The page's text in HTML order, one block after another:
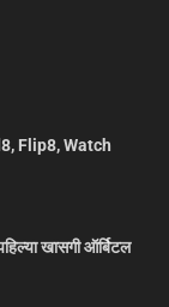
Flip8, Watch
खासगी ऑर्बिटल